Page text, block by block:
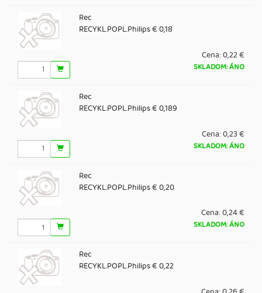
Rec
RECYKL.POPL.Philips € 0,18
Cena:0,22 €
SKLADOM: ÁNO
Rec
RECYKL.POPL.Philips € 0,189
Cena:0,23 €
SKLADOM: ÁNO
Rec
RECYKL.POPL.Philips € 0,20
Cena:0,24 €
SKLADOM: ÁNO
Rec
RECYKL.POPL.Philips € 0,22